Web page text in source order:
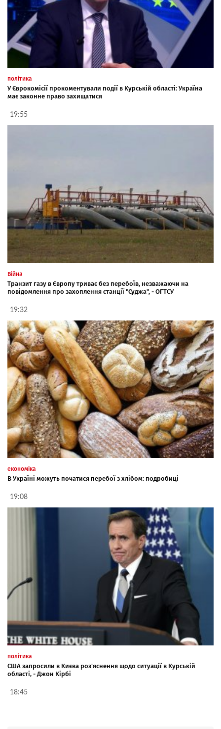
політика
У Єврокомісії прокоментували події в Курській області: Україна
має законне право захищатися
19:55
Війна
Транзит газу в Європу триває без перебоїв, незважаючи на
повідомлення про захоплення станції "Суджа", - ОГТСУ
19:32
економіка
В Україні можуть початися перебої з хлібом: подробиці
19:08
політика
США запросили в Києва роз'яснення щодо ситуації в Курській
області, - Джон Кірбі
18:45